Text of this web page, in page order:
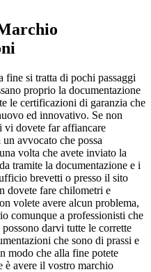
fine si tratta di pochi passaggi
proprio la documentazione
le certificazioni di garanzia che
ed innovativo. Se non
vi dovete far affiancare
avvocato che possa
volta che avete inviato la
tramite la documentazione e i
brevetti o presso il sito
dovete fare chilometri e
volete avere alcun problema,
comunque a professionisti che
darvi tutte le corrette
che sono di prassi e
modo che alla fine potete
avere il vostro marchio